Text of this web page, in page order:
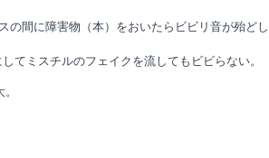
の間に障害物（本）をおいたらビビリ音が殆どし
てミスチルのフェイクを流してもビビらない。